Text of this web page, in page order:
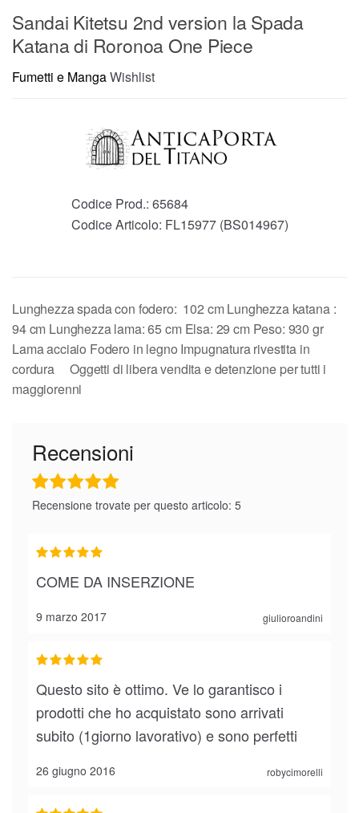
Sandai Kitetsu 2nd version la Spada
Katana di Roronoa One Piece
Fumetti e MangaWishlist
Codice Prod.: 65684
Codice Articolo: FL15977 (BS014967)
Lunghezza spada con fodero: 102 cm Lunghezza katana :
94 cm Lunghezza lama: 65 cm Elsa: 29 cm Peso: 930 gr
Lama acciaio Fodero in legno Impugnatura rivestita in
cordura Oggetti di libera vendita e detenzione per tutti i
maggiorenni
Recensioni
Recensione trovate per questo articolo: 5
9 marzo 2017 giulioroandini
COME DA INSERZIONE
26 giugno 2016 robycimorelli
Questo sito è ottimo. Ve lo garantisco i
prodotti che ho acquistato sono arrivati
subito (1giorno lavorativo) e sono perfetti